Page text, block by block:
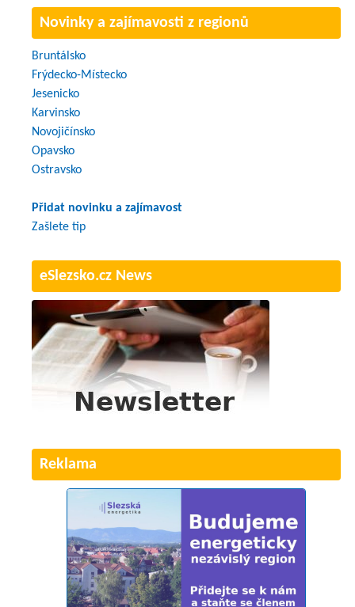
Novinky a zajímavosti z regionů
Bruntálsko
Frýdecko-Místecko
Jesenicko
Karvinsko
Novojičínsko
Opavsko
Ostravsko
Přidat novinku a zajímavost
Zašlete tip
eSlezsko.cz News
Reklama